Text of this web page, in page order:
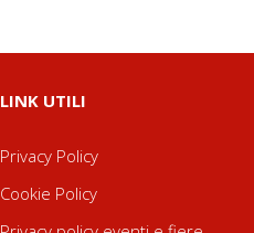
LINK UTILI
Privacy Policy
Cookie Policy